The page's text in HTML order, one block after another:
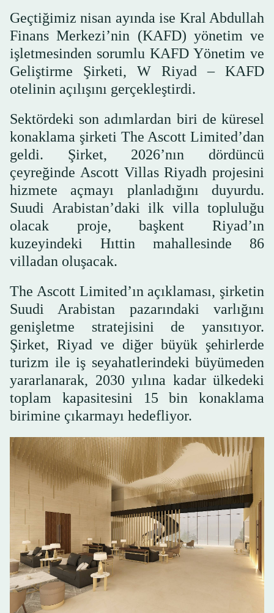
Geçtiğimiz nisan ayında ise Kral Abdullah
Finans Merkezi’nin (KAFD) yönetim ve
işletmesinden sorumlu KAFD Yönetim ve
Geliştirme Şirketi, W Riyad – KAFD
otelinin açılışını gerçekleştirdi.
Sektördeki son adımlardan biri de küresel
konaklama şirketi The Ascott Limited’dan
geldi. Şirket, 2026’nın dördüncü
çeyreğinde Ascott Villas Riyadh projesini
hizmete açmayı planladığını duyurdu.
Suudi Arabistan’daki ilk villa topluluğu
olacak proje, başkent Riyad’ın
kuzeyindeki Hıttin mahallesinde 86
villadan oluşacak.
The Ascott Limited’ın açıklaması, şirketin
Suudi Arabistan pazarındaki varlığını
genişletme stratejisini de yansıtıyor.
Şirket, Riyad ve diğer büyük şehirlerde
turizm ile iş seyahatlerindeki büyümeden
yararlanarak, 2030 yılına kadar ülkedeki
toplam kapasitesini 15 bin konaklama
birimine çıkarmayı hedefliyor.